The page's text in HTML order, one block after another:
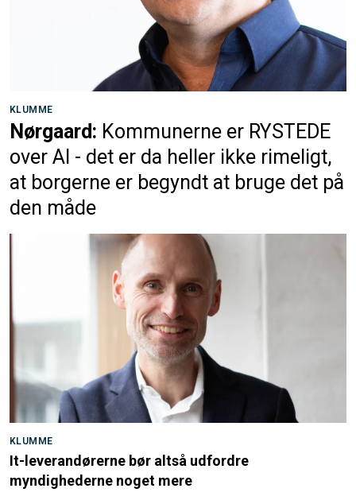
KLUMME
Nørgaard: Kommunerne er RYSTEDE
over AI - det er da heller ikke rimeligt,
at borgerne er begyndt at bruge det på
den måde
KLUMME
It-leverandørerne bør altså udfordre
myndighederne noget mere